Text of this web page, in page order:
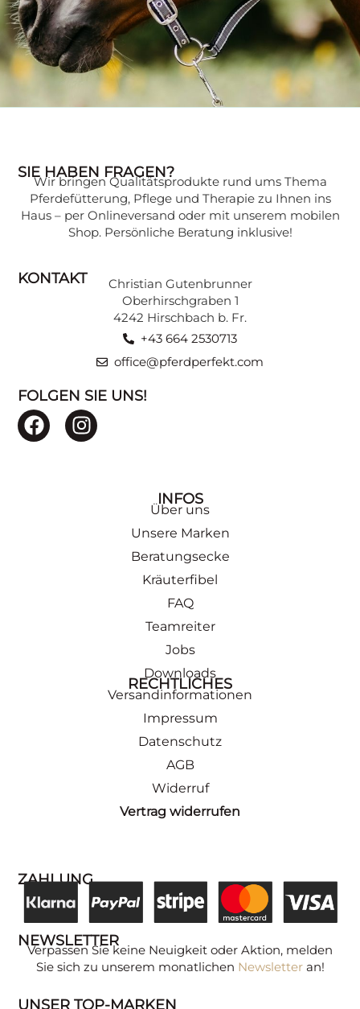
Wissen, das Ihr Pferd gesund hält:
Expertenwissen zu verschiedenen
Themen, verständlich erklärt, finden Sie in
unserer Beratungsecke.
ZU DEN BEITRÄGEN
SIE HABEN FRAGEN?
Wir bringen Qualitätsprodukte rund ums Thema
Pferdefütterung, Pflege und Therapie zu Ihnen ins
Haus – per Onlineversand oder mit unserem mobilen
Shop. Persönliche Beratung inklusive!
KONTAKT
Christian Gutenbrunner
Oberhirschgraben 1
4242 Hirschbach b. Fr.
+43 664 2530713
office@pferdperfekt.com
FOLGEN SIE UNS!
INFOS
Über uns
Unsere Marken
Beratungsecke
Kräuterfibel
FAQ
Teamreiter
Jobs
Downloads
RECHTLICHES
Versandinformationen
Impressum
Datenschutz
AGB
Widerruf
Vertrag widerrufen
ZAHLUNG
NEWSLETTER
Verpassen Sie keine Neuigkeit oder Aktion, melden
Sie sich zu unserem monatlichen Newsletteran!
UNSER TOP-MARKEN